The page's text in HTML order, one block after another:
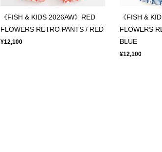
《FISH & KIDS 2026AW》RED
FLOWERS RETRO PANTS / RED
¥12,100
《FISH &
FLOWERS
BLUE
¥12,100